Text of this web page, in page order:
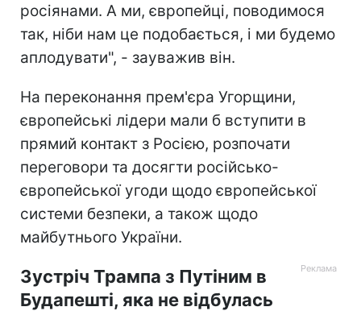
росіянами. А ми, європейці, поводимося
так, ніби нам це подобається, і ми будемо
аплодувати", - зауважив він.
На переконання прем'єра Угорщини,
європейські лідери мали б вступити в
прямий контакт з Росією, розпочати
переговори та досягти російсько-
європейської угоди щодо європейської
системи безпеки, а також щодо
майбутнього України.
Зустріч Трампа з Путіним в
Будапешті, яка не відбулась